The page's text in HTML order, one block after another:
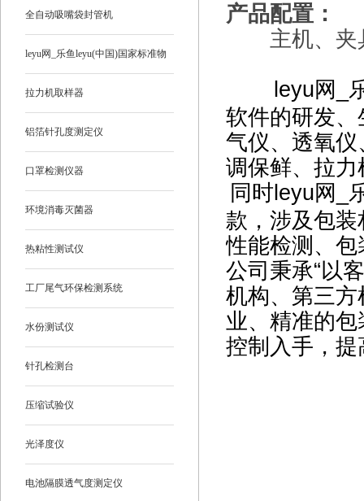
全自动吸嘴袋封管机
leyu网_乐鱼leyu(中国)国家标准物
质
拉力机取样器
铝箔针孔度测定仪
口罩检测仪器
环境消毒灭菌器
热粘性测试仪
工厂尾气环保检测系统
水份测试仪
针孔检测台
压缩试验仪
光泽度仪
电池隔膜透气度测定仪
产品配置：
主机、夹
leyu网_乐
软件的研发
气仪、透氧
调保鲜、拉
同时leyu网_
款，涉及包
性能检测、
公司秉承“以
机构、第三
业、精准的
控制入手，